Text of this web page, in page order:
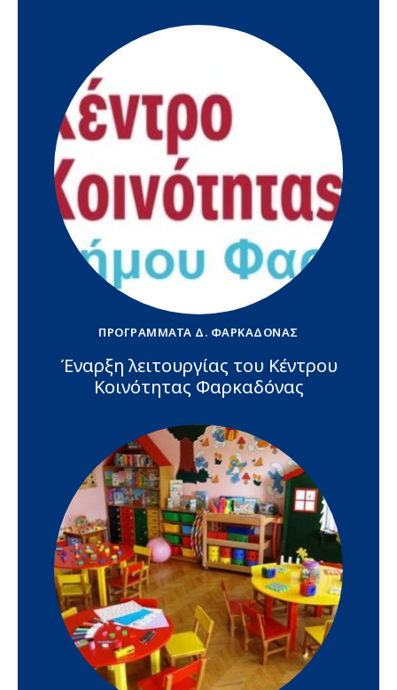
ΠΡΟΓΡΆΜΜΑΤΑ Δ. ΦΑΡΚΑΔΌΝΑΣ
Έναρξη λειτουργίας του Κέντρου
Κοινότητας Φαρκαδόνας